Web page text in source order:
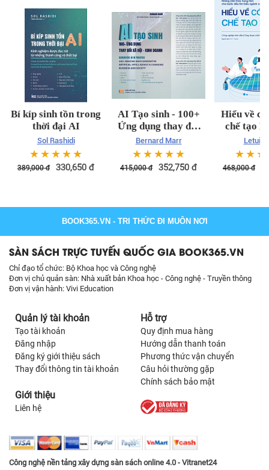
Bí kíp sinh tồn trong
thời đại AI
Sol Rashidi
☆☆☆☆☆
389,000đ 330,650 đ
AI Tạo sinh - 100+
Ứng dụng thay đổi
xã hội kinh doanh
Bernard Marr
☆☆☆☆☆
415,000đ 352,750 đ
Hiểu về
chế tạo
Letuin
☆☆☆
468,000đ
BOOK365.VN- TRI THỨC ĐI MUÔN NƠI
SÀN SÁCH TRỰC TUYẾN QUỐC GIA BOOK365.VN
Chỉ đạo tổ chức: Bộ Khoa học và Công nghệ
Đơn vị chủ quản sàn: Nhà xuất bản Khoa học - Công nghệ - Truyền thông
Đơn vị vận hành: Vivi Education
Quản lý tài khoản
Tạo tài khoản
Đăng nhập
Đăng ký giới thiệu sách
Thay đổi thông tin tài khoản
Hỗ trợ
Quy định mua hàng
Hướng dẫn thanh toán
Phương thức vận chuyển
Câu hỏi thường gặp
Chính sách bảo mật
Giới thiệu
Liên hệ
Công nghệ nền tảng xây dựng sàn sách online 4.0 - Vitranet24